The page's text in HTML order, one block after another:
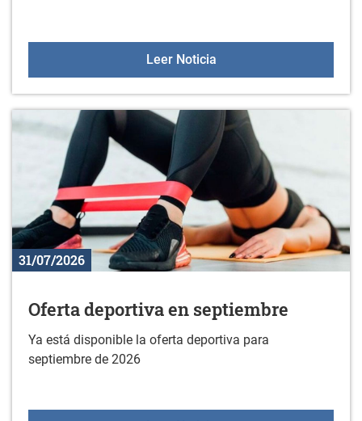
Leer NoticiaHorario de Sologana en
31/07/2026
Oferta deportiva en septiembre
Ya está disponible la oferta deportiva para
septiembre de 2026